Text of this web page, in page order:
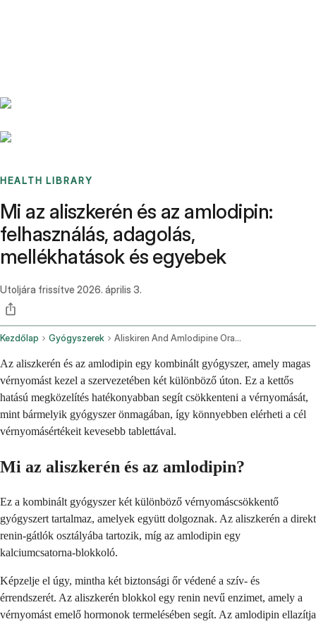
HEALTH LIBRARY
Mi az aliszkerén és az amlodipin:
felhasználás, adagolás,
mellékhatások és egyebek
Utoljára frissítve 2026. április 3.
Kezdőlap Gyógyszerek Aliskiren And Amlodipine Oral Route
Az aliszkerén és az amlodipin egy kombinált gyógyszer, amely magas
vérnyomást kezel a szervezetében két különböző úton. Ez a kettős
hatású megközelítés hatékonyabban segít csökkenteni a vérnyomását,
mint bármelyik gyógyszer önmagában, így könnyebben elérheti a cél
vérnyomásértékeit kevesebb tablettával.
Mi az aliszkerén és az amlodipin?
Ez a kombinált gyógyszer két különböző vérnyomáscsökkentő
gyógyszert tartalmaz, amelyek együtt dolgoznak. Az aliszkerén a direkt
renin-gátlók osztályába tartozik, míg az amlodipin egy
kalciumcsatorna-blokkoló.
Képzelje el úgy, mintha két biztonsági őr védené a szív- és
érrendszerét. Az aliszkerén blokkol egy renin nevű enzimet, amely a
vérnyomást emelő hormonok termelésében segít. Az amlodipin ellazítja